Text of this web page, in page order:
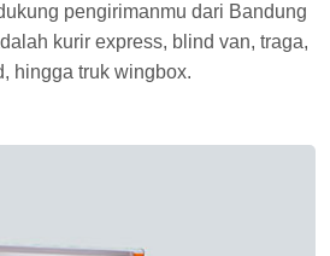
pengirimanmu dari Bandung
kurir express, blind van, traga,
hingga truk wingbox.